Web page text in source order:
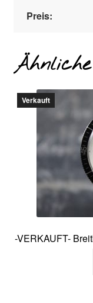
Preis:
Verkauft
-VERKAUFT-